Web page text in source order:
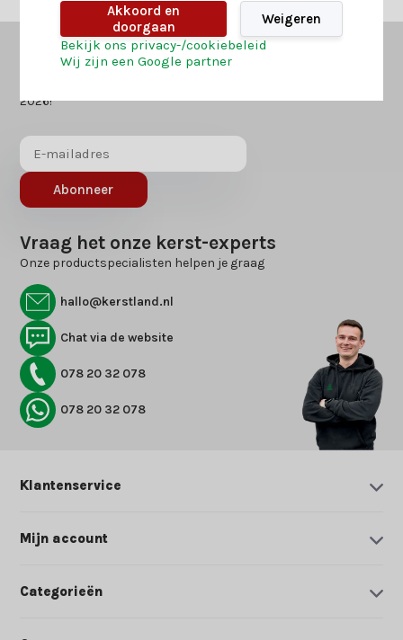
Kerstland.nlin jouw mailbox?
2026!
Abonneer
Vraag het onze kerst-experts
Onze productspecialisten helpen je graag
hallo@kerstland.nl
Chat via de website
078 20 32 078
078 20 32 078
Klantenservice
Mijn account
Categorieën
Akkoord en
doorgaan
Weigeren
Bekijk ons privacy-/cookiebeleid
Wij zijn een Google partner